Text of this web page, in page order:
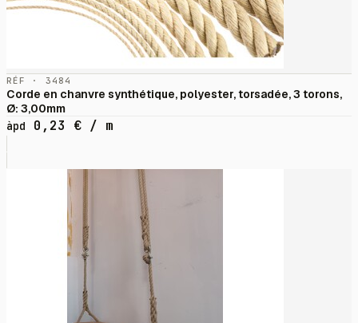
RÉF · 3484
Corde en chanvre synthétique, polyester, torsadée, 3 torons,
Ø: 3,00mm
àpd
0,23 € / m